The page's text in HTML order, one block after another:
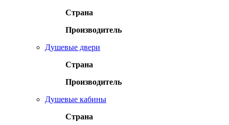
Страна
Производитель
Душевые двери
Страна
Производитель
Душевые кабины
Страна